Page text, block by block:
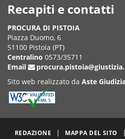
Recapiti e contatti
PROCURA DI PISTOIA
Piazza Duomo, 6
51100 Pistoia (PT)
Centralino 0573/35711
Email
Sito web realizzato da Aste
REDAZIONE | MAPPA DEL SITO |